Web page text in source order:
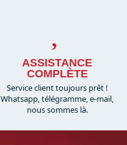
ASSISTANCE
COMPLÈTE
Service client toujours prêt !
Whatsapp, télégramme, e-mail,
nous sommes là.​